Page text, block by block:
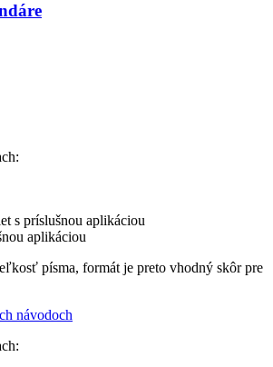
s príslušnou aplikáciou
aplikáciou
písma, formát je preto vhodný skôr pre
návodoch